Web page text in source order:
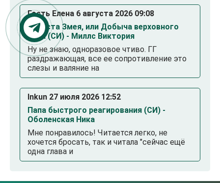
Гость Елена 6 августа 2026 09:08
Невеста Змея, или Добыча верховного
Нага (СИ) - Миллс Виктория
Ну не знаю, одноразовое чтиво. ГГ
раздражающая, все ее сопротивление это
слезы и валяние на
Inkun 27 июля 2026 12:52
Папа быстрого реагирования (СИ) -
Оболенская Ника
Мне понравилось! Читается легко, не
хочется бросать, так и читала "сейчас ещё
одна глава и